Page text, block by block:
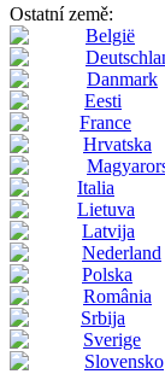
Ostatní země:
België
Danmark
Eesti
France
Hrvatska
Italia
Lietuva
Latvija
Nederland
Polska
România
Srbija
Sverige
Slovensko